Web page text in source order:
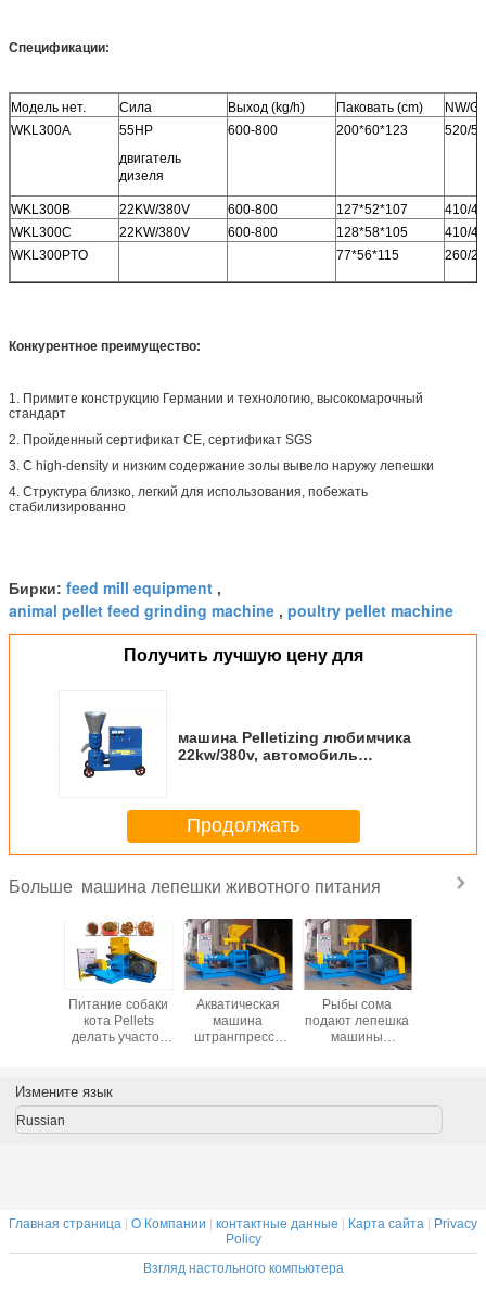
Спецификации:
Модель нет. Сила Выход (kg/h) Паковать (cm)
NW/
WKL300A
55HP
двигатель
дизеля
600-800 200*60*123 520/
WKL300B 22KW/380V 600-800 127*52*107
410/
WKL300C
22KW/380V 600-800 128*58*105
410/
WKL300PTO
77*56*115 260/
Конкурентное преимущество:
1. Примите конструкцию Германии и технологию, высокомарочный
стандарт
2. Пройденный сертификат CE, сертификат SGS
3. С high-density и низким содержание золы вывело наружу лепешки
4. Структура близко, легкий для использования, побежать
стабилизированно
Бирки: feed mill equipment ,
animal pellet feed grinding machine , poultry pellet machine
Получить лучшую цену для
машина Pelletizing любимчика
22kw/380v, автомобиль
Продолжать
Больше машина лепешки животного питания
H
Питание собаки
кота Pellets
делать участок
18.5KW
Акватическая
машина
штрангпресса
любимчика
большой
Рыбы сома
подают лепешка
машины
Измените язык
Russian
Главная страница | О Компании | контактные данные | Карта сайта | Privacy
Policy
Взгляд настольного компьютера